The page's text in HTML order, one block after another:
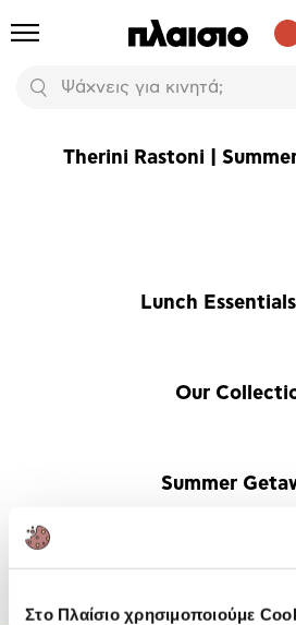
Στο Πλαίσιο χρησιμοποιούμε
Προϊόντα
Αναζήτηση
Therini Rastoni |
Lunch
Our
Summer